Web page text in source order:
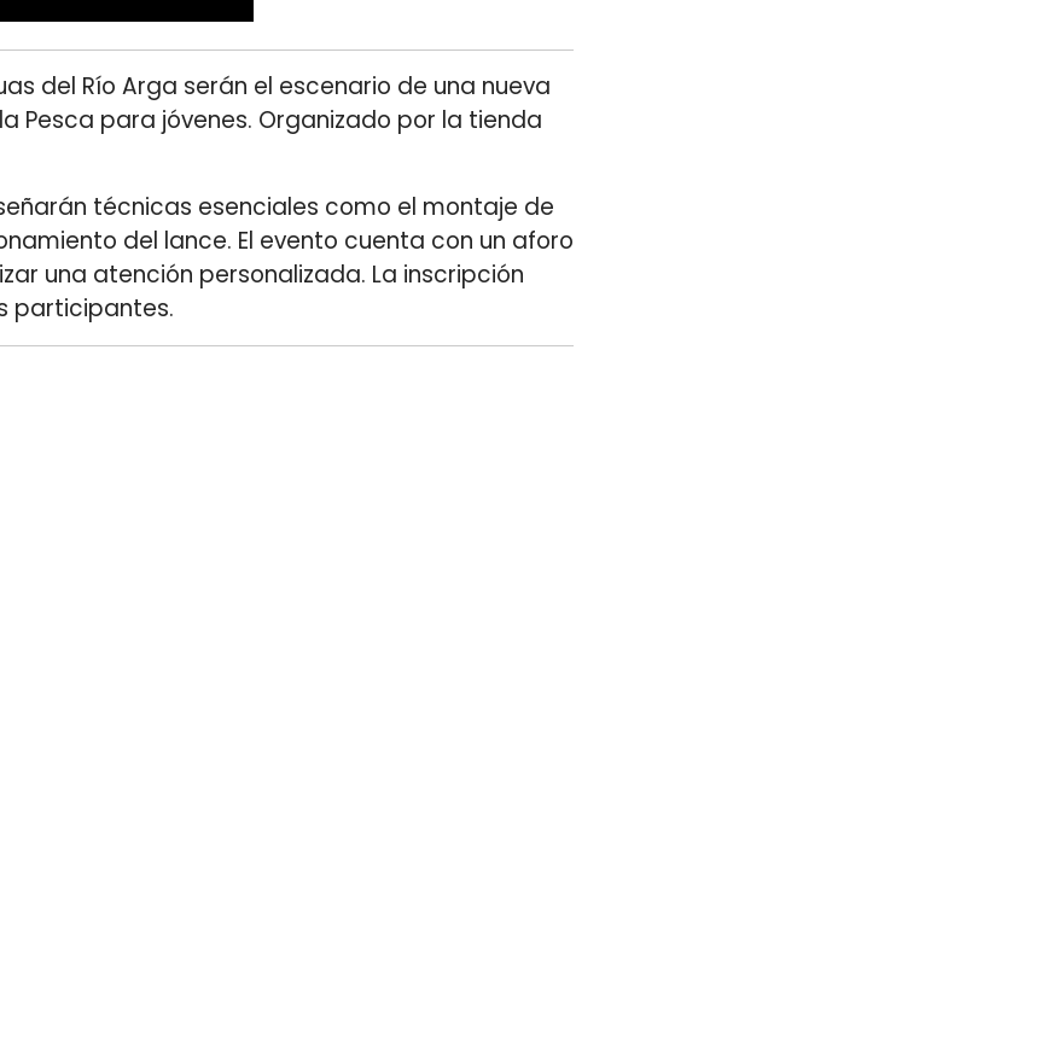
del Río Arga serán el escenario de una nueva
Pesca para jóvenes. Organizado por la tienda
técnicas esenciales como el montaje de
del lance. El evento cuenta con un aforo
una atención personalizada. La inscripción
participantes.